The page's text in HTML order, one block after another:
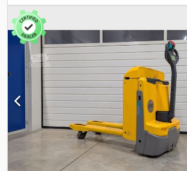
ukupna dužina:1.636 mm, boja:ostalo, Opis
Mini displej, pristup putem numeričkog koda
jednostruki utovarni valjci, integrisani punjač.
inspekcija su nedavno izvršeni. Dedex Ilu Aepfx